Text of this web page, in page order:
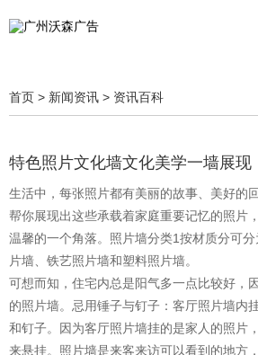
首页 > 新闻资讯 > 资讯百科
特色照片文化墙文化美学一墙展现
生活中，每张照片都有美丽的故事、美好的
帮你展现出这些承载着家庭重要记忆的照片
温馨的一个角落。照片墙分类1按材质分可
片墙、铁艺照片墙和塑料照片墙。
可想而知，住宅内总是阳气多一点比较好，
的照片墙。忌用锤子与钉子：客厅照片墙内
和钉子。因为客厅照片墙挂的是家人的照片
来悬挂。照片墙是来客来访可以看到的地方